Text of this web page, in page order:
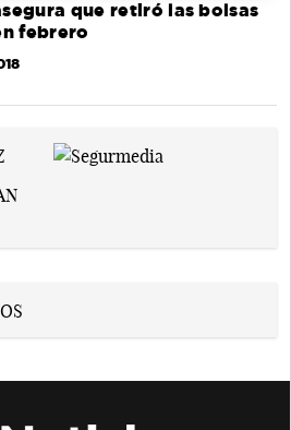
que retiró las bolsas
febrero